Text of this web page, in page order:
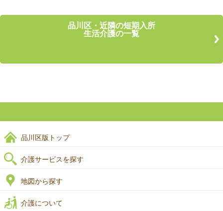
品川区・近隣の短期入所
生活介護の一覧
品川区版トップ
介護サービスを探す
地図から探す
介護について